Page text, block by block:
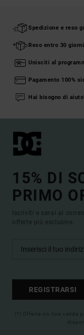
Spedizione e reso
Reso entro 30 giorni
Unisciti al
Pagamento 100%
Hai bisogno di
15% DI
PRIMO
Iscriviti e sarai al
offerte più esclusive.
REGISTRARSI
(*) Offerta on-line valida